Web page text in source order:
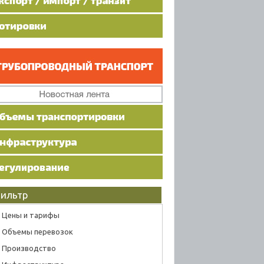
Цены и тарифы
Объемы перевозок
Производство